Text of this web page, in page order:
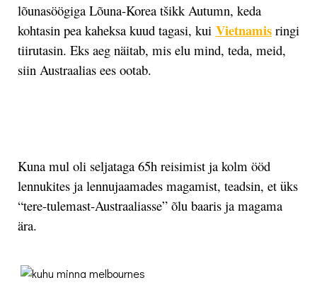
lõunasöögiga Lõuna-Korea tšikk Autumn, keda
kohtasin pea kaheksa kuud tagasi, kui Vietnamisringi
tiirutasin. Eks aeg näitab, mis elu mind, teda, meid,
siin Austraalias ees ootab.
Kuna mul oli seljataga 65h reisimist ja kolm ööd
lennukites ja lennujaamades magamist, teadsin, et üks
“tere-tulemast-Austraaliasse” õlu baaris ja magama
ära.